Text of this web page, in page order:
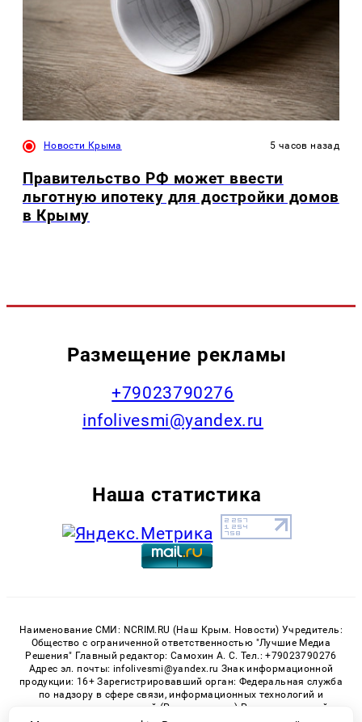
Новости Крыма 5 часов назад
Правительство РФ может ввести
льготную ипотеку для достройки домов
в Крыму
Размещение рекламы
+79023790276
infolivesmi@yandex.ru
Наша статистика
Наименование СМИ: NCRIM.RU (Наш Крым. Новости) Учредитель:
Общество с ограниченной ответственностью "Лучшие Медиа
Решения" Главный редактор: Самохин А. С. Тел.: +79023790276
Адрес эл. почты: infolivesmi@yandex.ru Знак информационной
продукции: 16+ Зарегистрировавший орган: Федеральная служба
по надзору в сфере связи, информационных технологий и
массовых коммуникаций (Роскомнадзор) Регистрационный